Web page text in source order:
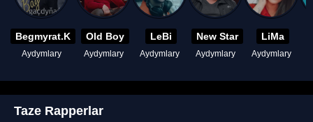
Begmyrat.K
Aydymlary
Old Boy
Aydymlary
LeBi
Aydymlary
New Star
Aydymlary
LiMa
Aydymlary
Taze Rapperlar